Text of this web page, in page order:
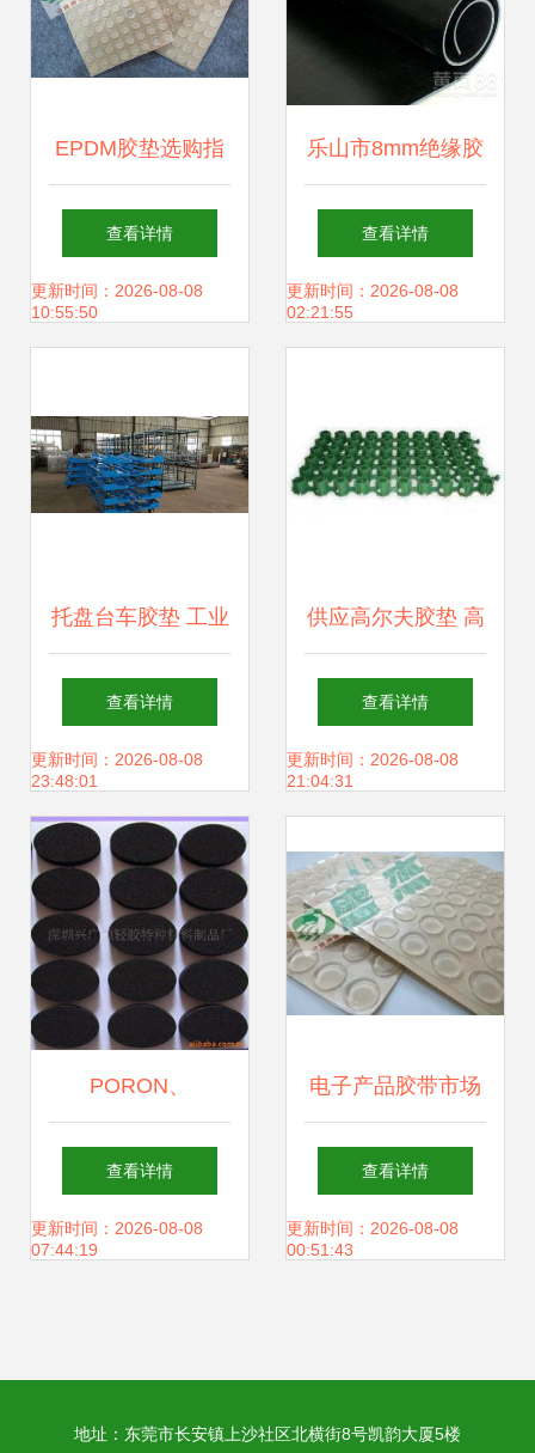
EPDM胶垫选购指
南 从价格、图片到
厂家批发全解析
查看详情
更新时间：2026-08-08
10:55:50
乐山市8mm绝缘胶
垫橡胶板 电子产品
的隐形成材坚实基
查看详情
更新时间：2026-08-08
02:21:55
托盘台车胶垫 工业
运输中的关键保护
部件
查看详情
更新时间：2026-08-08
23:48:01
供应高尔夫胶垫 高
尔夫_运动、休闲_
世界工厂网中国产
查看详情
更新时间：2026-08-08
21:04:31
PORON、
C4305、CR、EVA
电子产品胶带 多元
查看详情
更新时间：2026-08-08
07:44:19
电子产品胶带市场
乱象调查 警惕标新
立异的搜索词陷阱
查看详情
更新时间：2026-08-08
00:51:43
地址：东莞市长安镇上沙社区北横街8号凯韵大厦5楼